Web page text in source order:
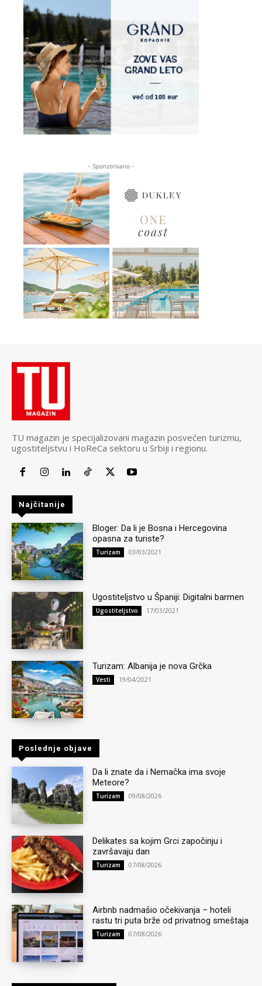
- Sponzorisano -
TU magazin je specijalizovani magazin posvećen turizmu,
ugostiteljstvu i HoReCa sektoru u Srbiji i regionu.
Najčitanije
Bloger: Da li je Bosna i Hercegovina
opasna za turiste?
Turizam 03/03/2021
Ugostiteljstvo u Španiji: Digitalni barmen
Ugostiteljstvo 17/03/2021
Turizam: Albanija je nova Grčka
Vesti 19/04/2021
Poslednje objave
Da li znate da i Nemačka ima svoje
Meteore?
Turizam 09/08/2026
Delikates sa kojim Grci započinju i
završavaju dan
Turizam 07/08/2026
Airbnb nadmašio očekivanja – hoteli
rastu tri puta brže od privatnog smeštaja
Turizam 07/08/2026